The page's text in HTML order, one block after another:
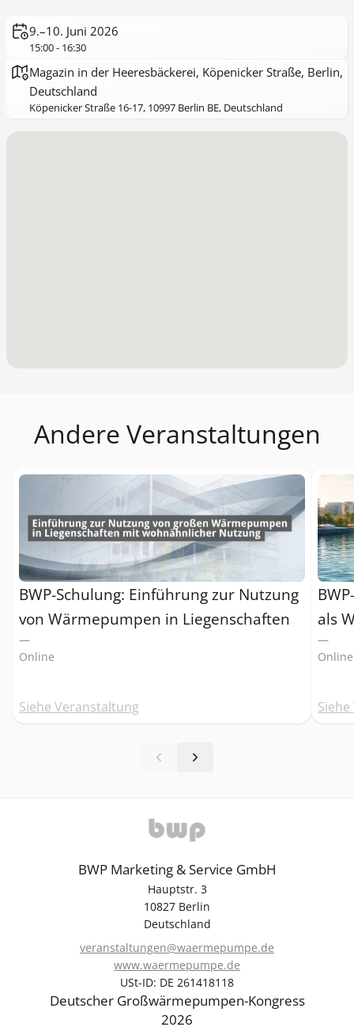
9.–10. Juni 2026
15:00 - 16:30
Magazin in der Heeresbäckerei, Köpenicker Straße, Berlin,
Deutschland
Köpenicker Straße 16-17, 10997 Berlin BE, Deutschland
Andere Veranstaltungen
BWP-Schulung: Einführung zur Nutzung
von Wärmepumpen in Liegenschaften
—
Online
Siehe Veranstaltung
als
—
Online
BWP Marketing & Service GmbH
Hauptstr. 3
10827 Berlin
Deutschland
veranstaltungen@waermepumpe.de
www.waermepumpe.de
USt-ID: DE 261418118
Deutscher Großwärmepumpen-Kongress
2026